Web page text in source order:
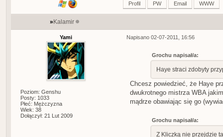
Profil PW Email WWW
» Kalamir
Yami
Poziom: Genshu
Posty: 1033
Płeć: Mężczyzna
Wiek: 38
Dołączył: 21 Lut 2009
Napisano 02-07-2011, 16:56
Grochu napisał/a:
Haye straci zdobyty
Chcesz powiedzieć, że Haye
dwukrotnego mistrza WBA
mądrze obawiając się go
Grochu napisał/a:
Z Kliczką nie przejdzie